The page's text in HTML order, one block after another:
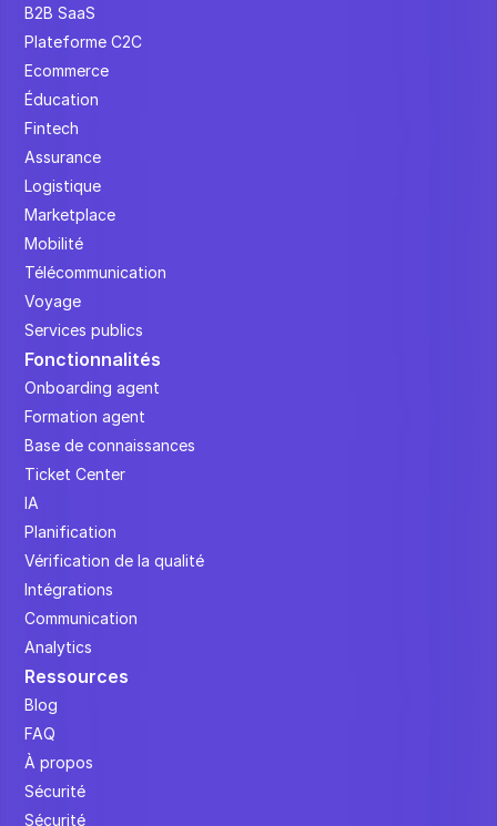
B2B SaaS
Plateforme C2C
Ecommerce
Éducation
Fintech
Assurance
Logistique
Marketplace
Mobilité
Télécommunication
Voyage
Services publics
Fonctionnalités
Onboarding agent
Formation agent
Base de connaissances
Ticket Center
IA
Planification
Vérification de la qualité
Intégrations
Communication
Analytics
Ressources
Blog
FAQ
À propos
Sécurité
Sécurité